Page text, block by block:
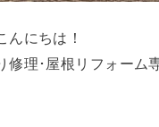
んにちは！
修理･屋根リフォーム